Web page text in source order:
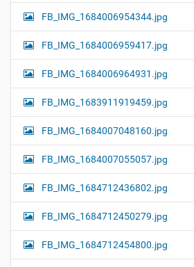
FB_IMG_1684006954344.jpg
FB_IMG_1684006959417.jpg
FB_IMG_1684006964931.jpg
FB_IMG_1683911919459.jpg
FB_IMG_1684007048160.jpg
FB_IMG_1684007055057.jpg
FB_IMG_1684712436802.jpg
FB_IMG_1684712450279.jpg
FB_IMG_1684712454800.jpg